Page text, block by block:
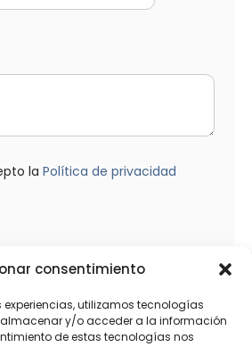
consentimiento
experiencias, utilizamos tecnologías
y/o acceder a la información
de estas tecnologías nos
la Política de privacidad